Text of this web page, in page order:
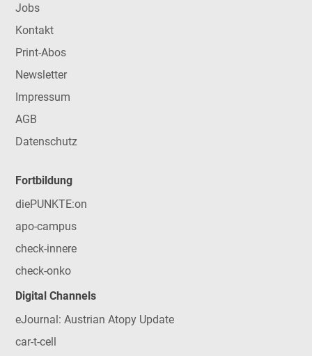
Jobs
Kontakt
Print-Abos
Newsletter
Impressum
AGB
Datenschutz
Fortbildung
diePUNKTE:on
apo-campus
check-innere
check-onko
Digital Channels
eJournal: Austrian Atopy Update
car-t-cell